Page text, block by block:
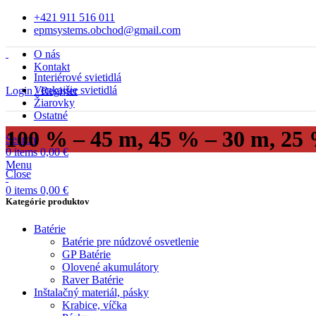
+421 911 516 011
epmsystems.obchod@gmail.com
O nás
Kontakt
Login / Register
Interiérové svietidlá
Vonkajšie svietidlá
Žiarovky
Ostatné
Search
0items 0,00€
Menu
0 items 0,00 €
100 % – 45 m, 45 % – 30 m, 25
Close
Kategórie produktov
Batérie
Batérie pre núdzové osvetlenie
GP Batérie
Olovené akumulátory
Raver Batérie
Inštalačný materiál, pásky
Krabice, víčka